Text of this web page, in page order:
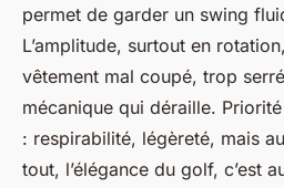
permet de garder un swing
L’amplitude, surtout en
vêtement mal coupé, trop
mécanique qui déraille.
: respirabilité, légèreté, mais
tout, l’élégance du golf, c’est